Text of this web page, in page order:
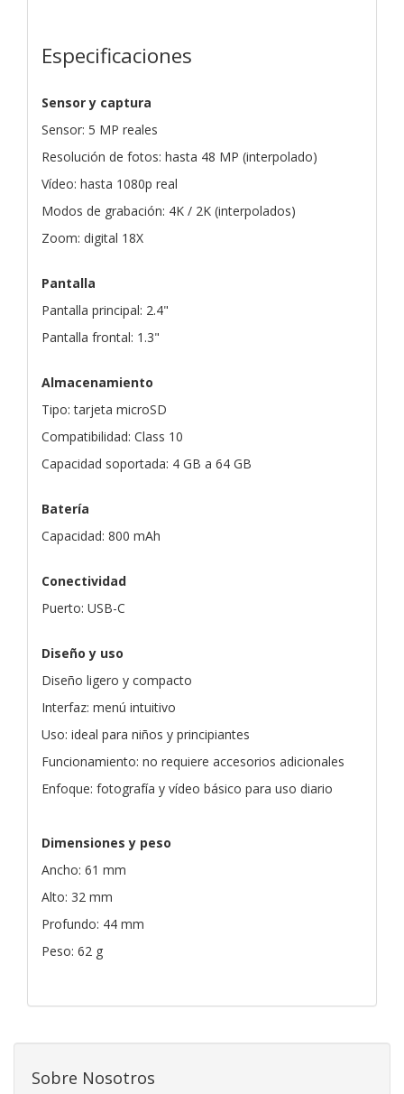
Especificaciones
Sensor y captura
Sensor: 5 MP reales
Resolución de fotos: hasta 48 MP (interpolado)
Vídeo: hasta 1080p real
Modos de grabación: 4K / 2K (interpolados)
Zoom: digital 18X
Pantalla
Pantalla principal: 2.4"
Pantalla frontal: 1.3"
Almacenamiento
Tipo: tarjeta microSD
Compatibilidad: Class 10
Capacidad soportada: 4 GB a 64 GB
Batería
Capacidad: 800 mAh
Conectividad
Puerto: USB-C
Diseño y uso
Diseño ligero y compacto
Interfaz: menú intuitivo
Uso: ideal para niños y principiantes
Funcionamiento: no requiere accesorios adicionales
Enfoque: fotografía y vídeo básico para uso diario
Dimensiones y peso
Ancho: 61 mm
Alto: 32 mm
Profundo: 44 mm
Peso: 62 g
Sobre Nosotros